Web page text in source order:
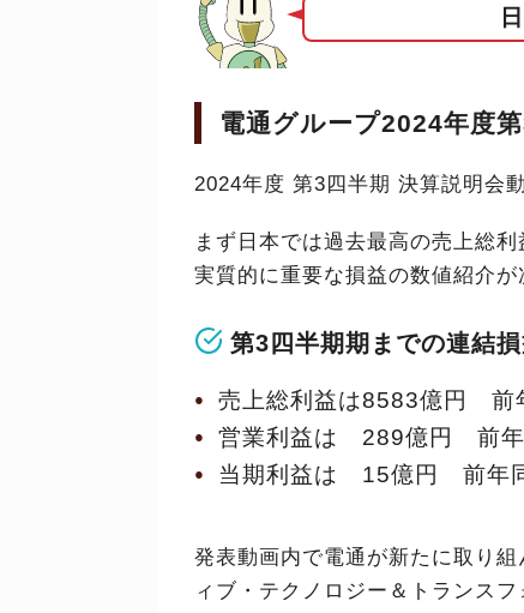
電通グループ2024年度
2024年度 第3四半期 決算説明会
まず日本では過去最高の売上総
実質的に重要な損益の数値紹介が
第3四半期期までの連結
売上総利益は8583億円 前
営業利益は 289億円 前年
当期利益は 15億円 前年
発表動画内で電通が新たに取り
ィブ・テクノロジー＆トランスフ